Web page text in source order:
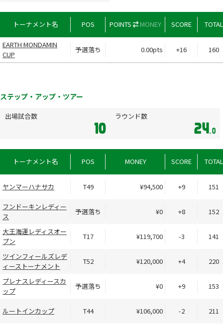
トーナメント名 POS POINTS MONEY SCORE TOTAL
EARTH MONDAMIN
CUP
予選落ち 0.00pts +16 160
ステップ・アップ・ツアー
出場試合数
10
ラウンド数
24.0
トーナメント名 POS MONEY SCORE TOTAL
ヤンマーハナサカ T49 ¥94,500 +9 151
フンドーキンレディー
ス
予選落ち ¥0 +8 152
大王海運レディスオー
プン
T17 ¥119,700 -3 141
ツインフィールズレデ
ィーストーナメント
T52 ¥120,000 +4 220
プレナスレディースカ
ップ
予選落ち ¥0 +9 153
ルートインカップ T44 ¥106,000 -2 211